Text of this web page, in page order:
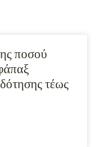
ποσού
τέως